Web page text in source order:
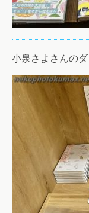
小泉さよさんの